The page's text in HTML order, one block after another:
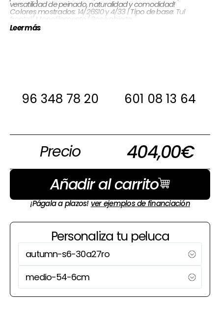
versatilidad de peinado, naturalidad y comodidad!
Colores mostrados: 14/26S10 y 4/33 |Tipo de base: Tul
frontal/ Monofilamento/ Base abierta
Tipo de cabello:
Corona 38 cm | Nuca 23 cm | Lados & atrás 26 cm
Leer más
96 348 78 20 601 08 13 64
Precio 404,00€
Añadir al carrito
¡Págala a plazos! ver ejemplos de financiación
Personaliza tu peluca